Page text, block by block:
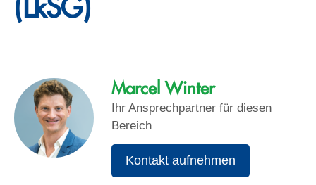
(LkSG)
Marcel Winter
Ihr Ansprechpartner für diesen
Bereich
Kontakt aufnehmen